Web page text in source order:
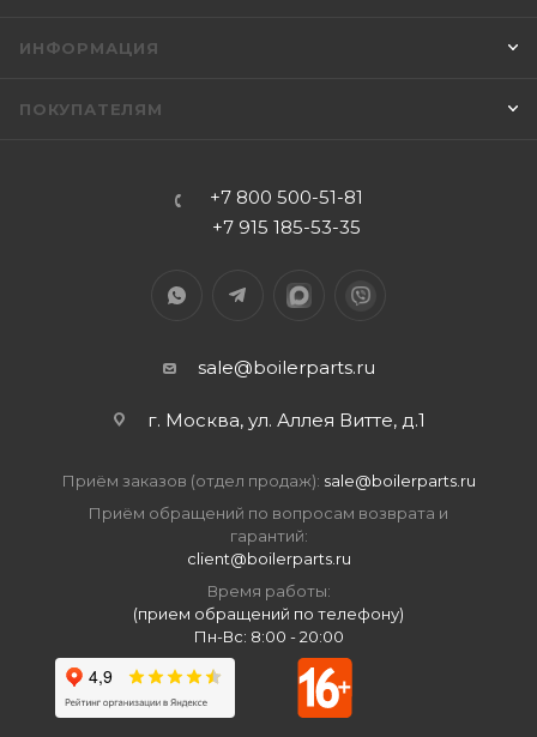
ИНФОРМАЦИЯ
ПОКУПАТЕЛЯМ
+7 800 500-51-81
+7 915 185-53-35
sale@boilerparts.ru
г. Москва, ул. Аллея Витте, д.1
Приём заказов (отдел продаж): sale@boilerparts.ru
Приём обращений по вопросам возврата и
гарантий:
client@boilerparts.ru
Время работы:
(прием обращений по телефону)
Пн-Вс: 8:00 - 20:00